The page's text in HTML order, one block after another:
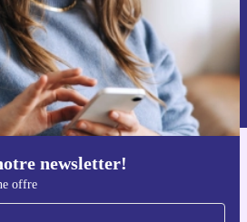
newsletter!
offre
S'inscrire
sur l'utilisation des données personnelles
.
l'application refurbed
et Android